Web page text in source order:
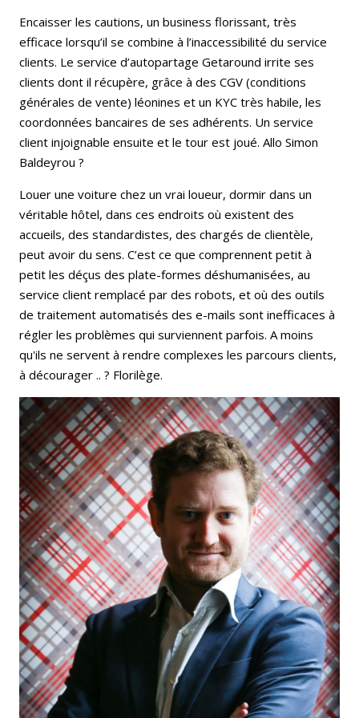
Encaisser les cautions, un business florissant, très
efficace lorsqu’il se combine à l’inaccessibilité du service
clients. Le service d’autopartage Getaround irrite ses
clients dont il récupère, grâce à des CGV (conditions
générales de vente) léonines et un KYC très habile, les
coordonnées bancaires de ses adhérents. Un service
client injoignable ensuite et le tour est joué. Allo Simon
Baldeyrou ?
Louer une voiture chez un vrai loueur, dormir dans un
véritable hôtel, dans ces endroits où existent des
accueils, des standardistes, des chargés de clientèle,
peut avoir du sens. C’est ce que comprennent petit à
petit les déçus des plate-formes déshumanisées, au
service client remplacé par des robots, et où des outils
de traitement automatisés des e-mails sont inefficaces à
régler les problèmes qui surviennent parfois. A moins
qu'ils ne servent à rendre complexes les parcours clients,
à décourager .. ? Florilège.